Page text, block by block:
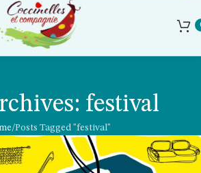
festival
Posts Tagged "festival"